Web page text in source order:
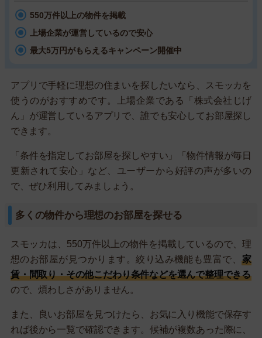
550万件以上の物件を掲載
上場企業が運営しているので安心
最大5万円がもらえるキャンペーン開催中
アプリで手軽に理想の住まいを探したいなら、スモッカを
使うのがおすすめです。上場企業である「株式会社じげ
ん」が運営しているアプリで、誰でも安心してお部屋探し
できます。
「条件を指定してお部屋を探しやすい」「物件情報が毎日
更新されて安心」など、ユーザーから好評の声が多いの
で、ぜひ利用してみましょう。
多くの物件から理想のお部屋を探せる
スモッカは、550万件以上の物件を掲載しているので、理
想のお部屋が見つかります。絞り込み機能も豊富で、家
賃・間取り・その他こだわり条件などを選んで整理できる
ので、煩わしさがありません。
また、良いお部屋を見つけたら、お気に入り機能で保存す
れば後から一覧で確認できます。候補が複数あった際に、